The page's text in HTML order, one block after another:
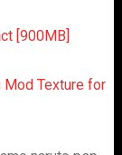
[900MB]
Mod Texture for